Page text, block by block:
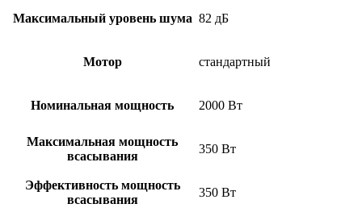
Максимальный уровень шума 82 дБ
Мотор стандартный
Номинальная мощность 2000 Вт
Максимальная мощность
всасывания
350 Вт
Эффективность мощность
всасывания
350 Вт